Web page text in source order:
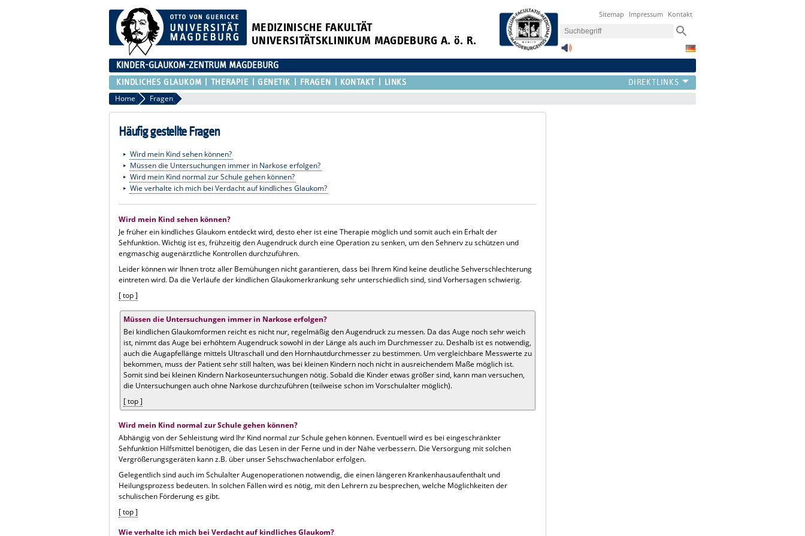
MEDIZINISCHE FAKULTÄT
UNIVERSITÄTSKLINIKUM MAGDEBURG A. ö. R.
Sitemap Impressum Kontakt
KINDER-GLAUKOM-ZENTRUM MAGDEBURG
KINDLICHES GLAUKOM THERAPIE GENETIK FRAGEN KONTAKT LINKS
Home Fragen
Häufig gestellte Fragen
Wird mein Kind sehen können?
Müssen die Untersuchungen immer in Narkose erfolgen?
Wird mein Kind normal zur Schule gehen können?
Wie verhalte ich mich bei Verdacht auf kindliches Glaukom?
Wird mein Kind sehen können?
Je früher ein kindliches Glaukom entdeckt wird, desto eher ist eine Therapie möglich und somit auch ein Erhalt der
Sehfunktion. Wichtig ist es, frühzeitig den Augendruck durch eine Operation zu senken, um den Sehnerv zu schützen und
engmaschig augenärztliche Kontrollen durchzuführen.
Leider können wir Ihnen trotz aller Bemühungen nicht garantieren, dass bei Ihrem Kind keine deutliche Sehverschlechterung
eintreten wird. Da die Verläufe der kindlichen Glaukom­erkrankung sehr unterschiedlich sind, sind Vorhersagen schwierig.
[ top ]
Müssen die Untersuchungen immer in Narkose erfolgen?
Bei kindlichen Glaukomformen reicht es nicht nur, regelmäßig den Augendruck zu messen. Da das Auge noch sehr weich
ist, nimmt das Auge bei erhöhtem Augendruck sowohl in der Länge als auch im Durchmesser zu. Deshalb ist es notwendig,
auch die Augapfellänge mittels Ultraschall und den Hornhautdurchmesser zu bestimmen. Um vergleichbare Messwerte zu
bekommen, muss der Patient sehr still halten, was bei kleinen Kindern noch nicht in aus­reichendem Maße möglich ist.
Somit sind bei kleinen Kindern Narkoseuntersuchungen nötig. Sobald die Kinder etwas größer sind, kann man versuchen,
die Untersuchungen auch ohne Narkose durchzuführen (teilweise schon im Vorschulalter möglich).
[ top ]
Wird mein Kind normal zur Schule gehen können?
Abhängig von der Sehleistung wird Ihr Kind normal zur Schule gehen können. Eventuell wird es bei eingeschränkter
Sehfunktion Hilfsmittel benötigen, die das Lesen in der Ferne und in der Nähe verbessern. Die Versorgung mit solchen
Vergrößerungsgeräten kann z.B. über unser Sehschwachenlabor erfolgen.
Gelegentlich sind auch im Schulalter Augenoperationen notwendig, die einen längeren Krankenhausaufenthalt und
Heilungsprozess bedeuten. In solchen Fällen wird es nötig, mit den Lehrern zu besprechen, welche Möglichkeiten der
schulischen Förderung es gibt.
[ top ]
Wie verhalte ich mich bei Verdacht auf kindliches Glaukom?